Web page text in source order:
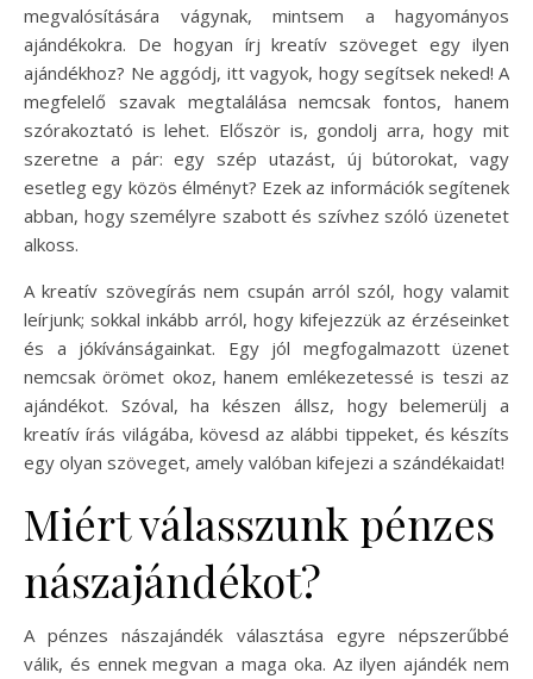
megvalósítására vágynak, mintsem a hagyományos
ajándékokra. De hogyan írj kreatív szöveget egy ilyen
ajándékhoz? Ne aggódj, itt vagyok, hogy segítsek neked! A
megfelelő szavak megtalálása nemcsak fontos, hanem
szórakoztató is lehet. Először is, gondolj arra, hogy mit
szeretne a pár: egy szép utazást, új bútorokat, vagy
esetleg egy közös élményt? Ezek az információk segítenek
abban, hogy személyre szabott és szívhez szóló üzenetet
alkoss.
A kreatív szövegírás nem csupán arról szól, hogy valamit
leírjunk; sokkal inkább arról, hogy kifejezzük az érzéseinket
és a jókívánságainkat. Egy jól megfogalmazott üzenet
nemcsak örömet okoz, hanem emlékezetessé is teszi az
ajándékot. Szóval, ha készen állsz, hogy belemerülj a
kreatív írás világába, kövesd az alábbi tippeket, és készíts
egy olyan szöveget, amely valóban kifejezi a szándékaidat!
Miért válasszunk pénzes
nászajándékot?
A pénzes nászajándék választása egyre népszerűbbé
válik, és ennek megvan a maga oka. Az ilyen ajándék nem